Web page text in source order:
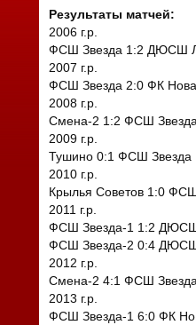
Результаты матчей:
2006 г.р.
ФСШ Звезда 1:2 ДЮСШ
2007 г.р.
ФСШ Звезда 2:0 ФК
2008 г.р.
Смена-2 1:2 ФСШ Звезда
2009 г.р.
Тушино 0:1 ФСШ Звезда
2010 г.р.
Крылья Советов 1:0
2011 г.р.
ФСШ Звезда-1 1:2
ФСШ Звезда-2 0:4
2012 г.р.
Смена-2 4:1 ФСШ Звезда
2013 г.р.
ФСШ Звезда-1 6:0 ФК